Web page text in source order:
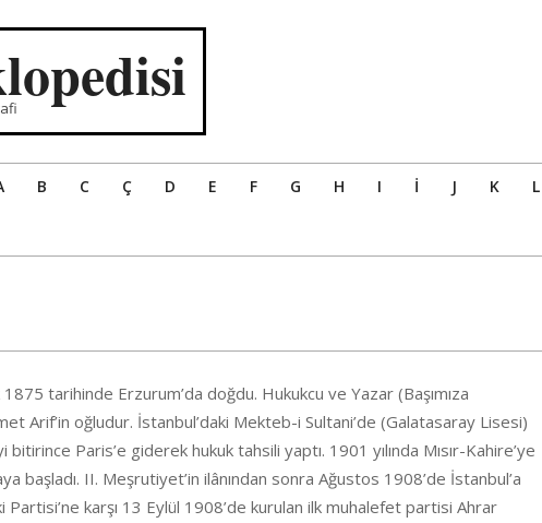
B C Ç D E F G H I İ J K L
tarihinde Erzurum’da doğdu. Hukukcu ve Yazar (Başımıza
Arif’in oğludur. İstanbul’daki Mekteb-i Sultani’de (Galatasaray Lisesi)
bitirince Paris’e giderek hukuk tahsili yaptı. 1901 yılında Mısır-Kahire’ye
başladı. II. Meşrutiyet’in ilânından sonra Ağustos 1908’de İstanbul’a
karşı 13 Eylül 1908’de kurulan ilk muhalefet partisi Ahrar